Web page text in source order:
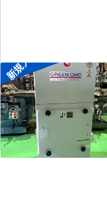
新規入荷
集塵機
メーカー
形 式RD100-1-1.5M
年